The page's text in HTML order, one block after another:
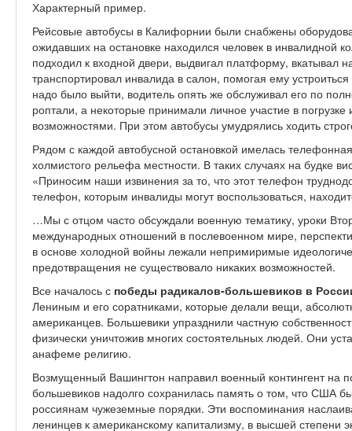
Характерный пример.
Рейсовые автобусы в Калифорнии были снабжены
ожидавших на остановке находился человек в инвалидной
подходил к входной двери, выдвигал платформу, вкатывал
транспортировал инвалида в салон, помогая ему
надо было выйти, водитель опять же обслуживал его по
роптали, а некоторые принимали личное участие в
возможностями. При этом автобусы умудрялись ходить
Рядом с каждой автобусной остановкой имелась
холмистого рельефа местности. В таких случаях на будке
«Приносим наши извинения за то, что этот телефон
телефон, которым инвалиды могут воспользоваться,
…Мы с отцом часто обсуждали военную тематику, уроки
международных отношений в послевоенном мире,
в основе холодной войны лежали непримиримые
предотвращения не существовало никаких возможностей.
Все началось с победы радикалов-большевиков в
Лениным и его соратниками, которые делали вещи,
американцев. Большевики упразднили частную
физически уничтожив многих состоятельных людей. Они
анафеме религию.
Возмущенный Вашингтон направил военный контингент на
большевиков надолго сохранилась память о том, что США
россиянам чужеземные порядки. Эти воспоминания
ленинцев к американскому капитализму, в высшей степени